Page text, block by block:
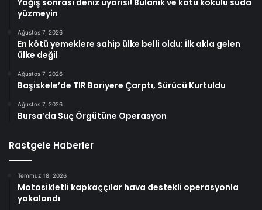
Yağış sonrası deniz uyarısı! Bulanık ve kötü kokulu suda
yüzmeyin
Ağustos 7, 2026
En kötü yemeklere sahip ülke belli oldu: İlk akla gelen
ülke değil
Ağustos 7, 2026
Başiskele’de TIR Bariyere Çarptı, Sürücü Kurtuldu
Ağustos 7, 2026
Bursa’da Suç Örgütüne Operasyon
Rastgele Haberler
Temmuz 18, 2026
Motosikletli kapkaççılar hava destekli operasyonla
yakalandı